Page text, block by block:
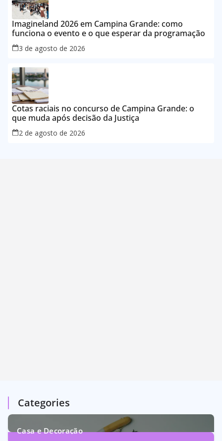
Imagineland 2026 em Campina Grande: como
funciona o evento e o que esperar da programação
3 de agosto de 2026
Cotas raciais no concurso de Campina Grande: o
que muda após decisão da Justiça
2 de agosto de 2026
Categories
Casa e Decoração